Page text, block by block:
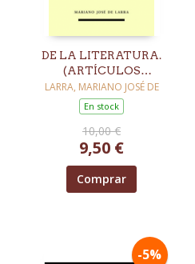
DE LA LITERATURA.
(ARTÍCULOS
PERIODÍSTICOS)
LARRA, MARIANO JOSÉ DE
En stock
10,00 €
9,50 €
Comprar
-5%